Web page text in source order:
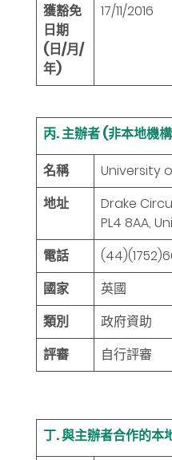
獲豁免
日期
(日/月/
年)
17/11/2016
丙. 主辦者 (非本地機
名稱
University
地址
Drake
PL4 8AA,
電話
國家
英國
類別
政府資助
評審
自行評審
丁. 與主辦者合作的本